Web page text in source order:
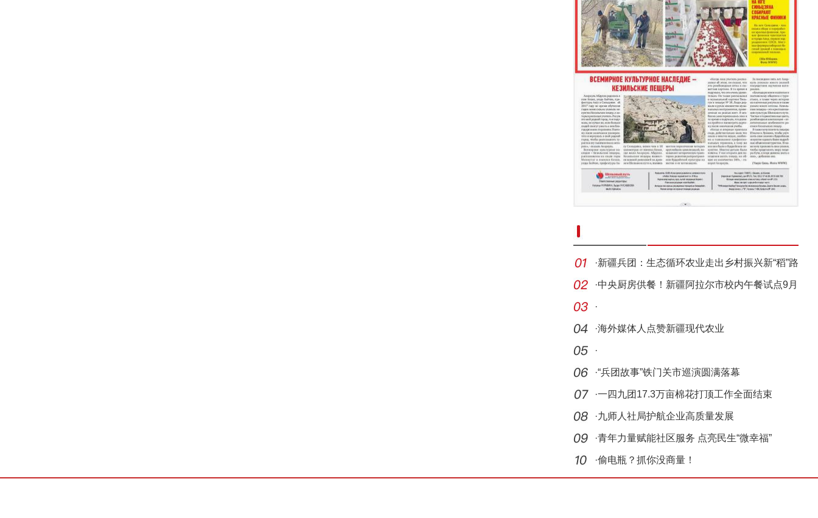
·新疆兵团：生态循环农业走出乡村振兴新“稻”路
·中央厨房供餐！新疆阿拉尔市校内午餐试点9月
上线
·
·海外媒体人点赞新疆现代农业
·
·“兵团故事”铁门关市巡演圆满落幕
·一四九团17.3万亩棉花打顶工作全面结束
·九师人社局护航企业高质量发展
·青年力量赋能社区服务 点亮民生“微幸福”
·偷电瓶？抓你没商量！